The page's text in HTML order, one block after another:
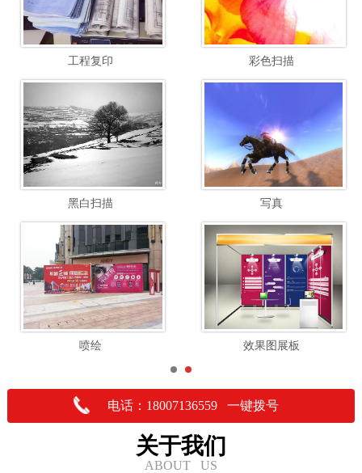
工程复印 彩色扫描
黑白扫描 写真
喷绘 效果图展板
电话：18007136559 一键拨号
关于我们
ABOUT US